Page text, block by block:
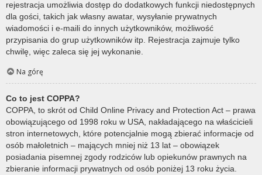
rejestracja umożliwia dostęp do dodatkowych funkcji niedostępnych
dla gości, takich jak własny awatar, wysyłanie prywatnych
wiadomości i e-maili do innych użytkowników, możliwość
przypisania do grup użytkowników itp. Rejestracja zajmuje tylko
chwilę, więc zaleca się jej wykonanie.
Na górę
Co to jest COPPA?
COPPA, to skrót od Child Online Privacy and Protection Act – prawa
obowiązującego od 1998 roku w USA, nakładającego na właścicieli
stron internetowych, które potencjalnie mogą zbierać informacje od
osób małoletnich – mających mniej niż 13 lat – obowiązek
posiadania pisemnej zgody rodziców lub opiekunów prawnych na
zbieranie informacji prywatnych od osób poniżej 13 roku życia.